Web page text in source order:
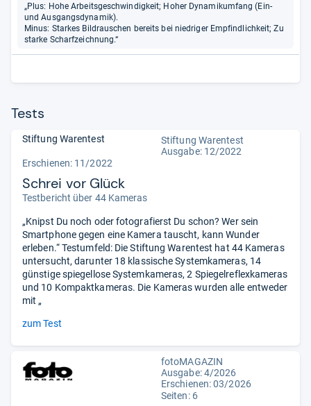
„Plus: Hohe Arbeitsgeschwindigkeit; Hoher Dynamikumfang (Ein-
und Ausgangsdynamik).
Minus: Starkes Bildrauschen bereits bei niedriger Empfindlichkeit; Zu
starke Scharfzeichnung.“
Tests
Stiftung Warentest
Stiftung Warentest
Ausgabe: 12/2022
Erschienen: 11/2022
Schrei vor Glück
Testbericht über 44 Kameras
„Knipst Du noch oder fotografierst Du schon? Wer sein
Smartphone gegen eine Kamera tauscht, kann Wunder
erleben.“ Testumfeld: Die Stiftung Warentest hat 44 Kameras
untersucht, darunter 18 klassische Systemkameras, 14
günstige spiegellose Systemkameras, 2 Spiegelreflexkameras
und 10 Kompaktkameras. Die Kameras wurden alle entweder
mit „
zum Test
fotoMAGAZIN
Ausgabe: 4/2026
Erschienen:03/2026
Seiten: 6